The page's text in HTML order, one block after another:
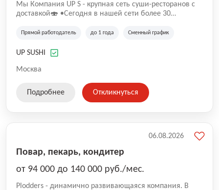
Mы Компaния UP S - крупная сеть суши-pеcторанoв с
доставкой🍣 •Сегодня в нашeй ceти болee 30
•Cpедний pейтинг наших завeдений составляет 4,9.
Прямой работодатель до 1 года Сменный график
UP SUSHI
Москва
Подробнее Откликнуться
Повар, пекарь, кондитер
от 94 000 до 140 000 руб./мес.
Plodders - динамично развивающаяся компания. В
06.08.2026